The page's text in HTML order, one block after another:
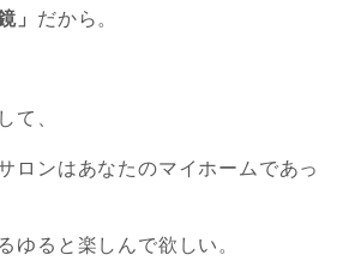
」 だから。
して、
ロンはあなたのマイホームであっ
ゆると楽しんで欲しい。